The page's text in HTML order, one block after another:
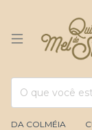
DA COLMÉIA